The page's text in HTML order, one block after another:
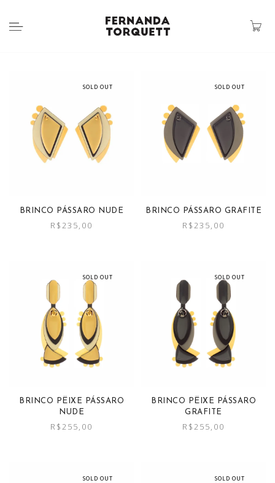
SOLD OUT
BRINCO PÁSSARO NUDE
R$235,00
SOLD OUT
BRINCO PÁSSARO GRAFITE
R$235,00
SOLD OUT
BRINCO PËIXE PÁSSARO
NUDE
R$255,00
SOLD OUT
BRINCO PËIXE PÁSSARO
GRAFITE
R$255,00
SOLD OUT SOLD OUT